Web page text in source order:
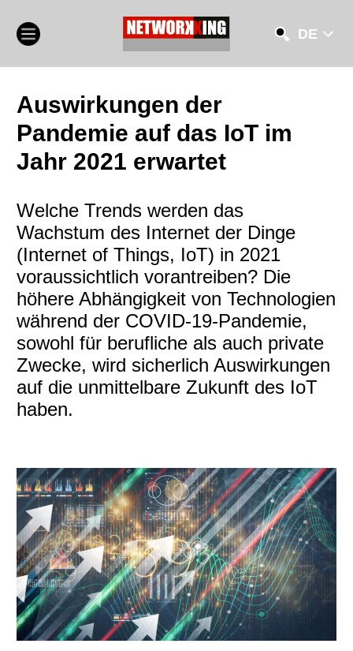
DE
Auswirkungen der
Pandemie auf das IoT im
Jahr 2021 erwartet
Welche Trends werden das
Wachstum des Internet der Dinge
(Internet of Things, IoT) in 2021
voraussichtlich vorantreiben? Die
höhere Abhängigkeit von Technologien
während der COVID-19-Pandemie,
sowohl für berufliche als auch private
Zwecke, wird sicherlich Auswirkungen
auf die unmittelbare Zukunft des IoT
haben.